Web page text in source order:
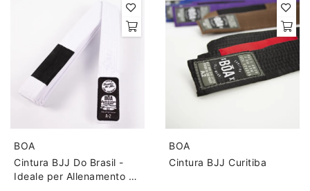
BOA
Cintura BJJ Do Brasil -
Ideale per Allenamento e
BOA
Cintura BJJ Curitiba